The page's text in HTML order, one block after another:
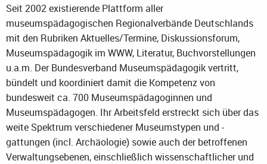
Seit 2002 existierende Plattform aller
museumspädagogischen Regionalverbände Deutschlands
mit den Rubriken Aktuelles/Termine, Diskussionsforum,
Museumspädagogik im WWW, Literatur, Buchvorstellungen
u.a.m. Der Bundesverband Museumspädagogik vertritt,
bündelt und koordiniert damit die Kompetenz von
bundesweit ca. 700 Museumspädagoginnen und
Museumspädagogen. Ihr Arbeitsfeld erstreckt sich über das
weite Spektrum verschiedener Museumstypen und -
gattungen (incl. Archäologie) sowie auch der betroffenen
Verwaltungsebenen, einschließlich wissenschaftlicher und